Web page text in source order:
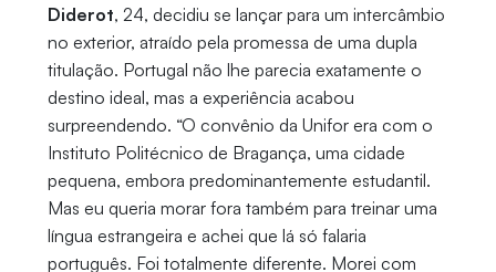
Diderot, 24, decidiu se lançar para um intercâmbio
no exterior, atraído pela promessa de uma dupla
titulação. Portugal não lhe parecia exatamente o
destino ideal, mas a experiência acabou
surpreendendo. “O convênio da Unifor era com o
Instituto Politécnico de Bragança, uma cidade
pequena, embora predominantemente estudantil.
Mas eu queria morar fora também para treinar uma
língua estrangeira e achei que lá só falaria
português. Foi totalmente diferente. Morei com